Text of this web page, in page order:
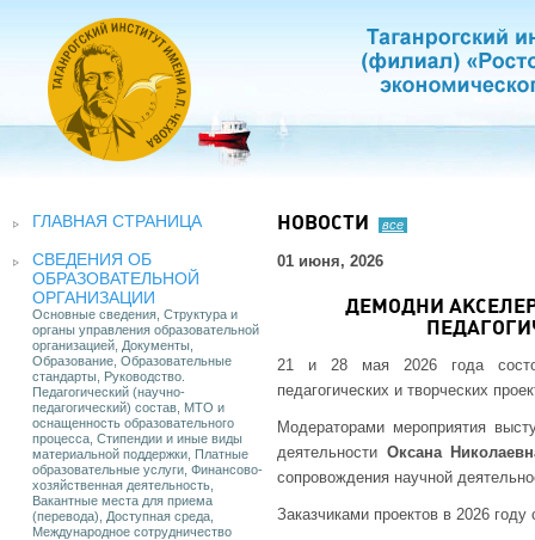
ГЛАВНАЯ СТРАНИЦА
СВЕДЕНИЯ ОБ
ОБРАЗОВАТЕЛЬНОЙ
ОРГАНИЗАЦИИ
Основные сведения, Структура и
органы управления образовательной
организацией, Документы,
Образование, Образовательные
стандарты, Руководство.
Педагогический (научно-
педагогический) состав, МТО и
оснащенность образовательного
процесса, Стипендии и иные виды
материальной поддержки, Платные
образовательные услуги, Финансово-
хозяйственная деятельность,
Вакантные места для приема
(перевода), Доступная среда,
Международное сотрудничество
НОВОСТИ все
01 июня, 2026
ДЕМОДНИ
21 и 28 мая 2026 года
педагогических и творческих
Модераторами мероприятия
деятельности Оксана
сопровождения научной
Заказчиками проектов в 2026 году